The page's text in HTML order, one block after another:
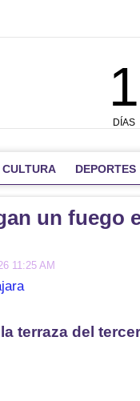
CULTURA DEPORTES
un fuego
11:25 AM
terraza del